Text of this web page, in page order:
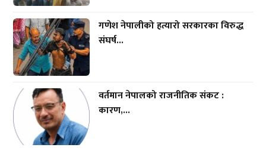
गणेश नेपालीको हत्यारो सरकारका विरुद्ध
संघर्ष...
वर्तमान नेपालको राजनीतिक संकट :
कारण,...